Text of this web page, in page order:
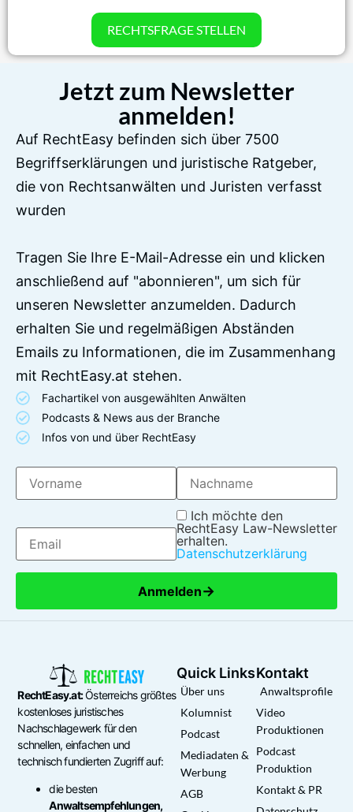
RECHTSFRAGE STELLEN
Jetzt zum Newsletter
anmelden!
Auf RechtEasy befinden sich über 7500
Begriffserklärungen und juristische Ratgeber,
die von Rechtsanwälten und Juristen verfasst
wurden
Tragen Sie Ihre E-Mail-Adresse ein und klicken
anschließend auf "abonnieren", um sich für
unseren Newsletter anzumelden. Dadurch
erhalten Sie und regelmäßigen Abständen
Emails zu Informationen, die im Zusammenhang
mit RechtEasy.at stehen.
Fachartikel von ausgewählten Anwälten
Podcasts & News aus der Branche
Infos von und über RechtEasy
Ich möchte den
RechtEasy Law-Newsletter
erhalten.
Datenschutzerklärung
Anmelden→
RechtEasy.at:Österreichs größtes
kostenloses juristisches
Nachschlagewerk für den
schnellen, einfachen und
technisch fundierten Zugriff auf:
die besten
Anwaltsempfehlungen,
Quick Links
Über uns
Kolumnist
Podcast
Mediadaten &
Werbung
AGB
Kontakt
Anwaltsprofile
Video
Produktionen
Podcast
Produktion
Kontakt & PR